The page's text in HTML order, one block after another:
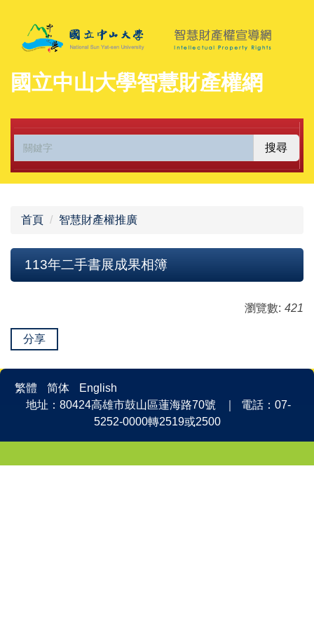
內
容
國立中山大學智慧財產權網
搜尋
首頁 智慧財產權推廣
113年二手書展成果相簿
瀏覽數: 421
分享
繁體 简体
English
地址：80424高雄市鼓山區蓮海路70號 ｜ 電話：07-
5252-0000轉2519或2500